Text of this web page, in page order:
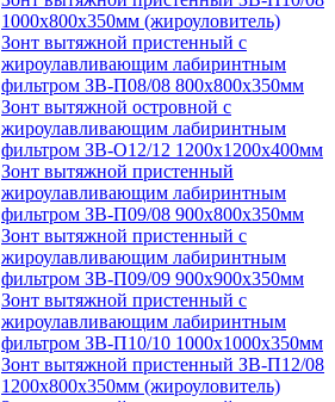
1000х800х350мм (жироуловитель)
Зонт вытяжной пристенный с
жироулавливающим лабиринтным
фильтром ЗВ-П08/08 800х800х350мм
Зонт вытяжной островной с
жироулавливающим лабиринтным
фильтром ЗВ-О12/12 1200х1200х400мм
Зонт вытяжной пристенный
жироулавливающим лабиринтным
фильтром ЗВ-П09/08 900х800х350мм
Зонт вытяжной пристенный с
жироулавливающим лабиринтным
фильтром ЗВ-П09/09 900х900х350мм
Зонт вытяжной пристенный с
жироулавливающим лабиринтным
фильтром ЗВ-П10/10 1000х1000х350мм
Зонт вытяжной пристенный ЗВ-П12/08
1200х800х350мм (жироуловитель)